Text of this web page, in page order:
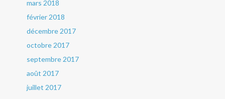
mars 2018
février 2018
décembre 2017
octobre 2017
septembre 2017
août 2017
juillet 2017